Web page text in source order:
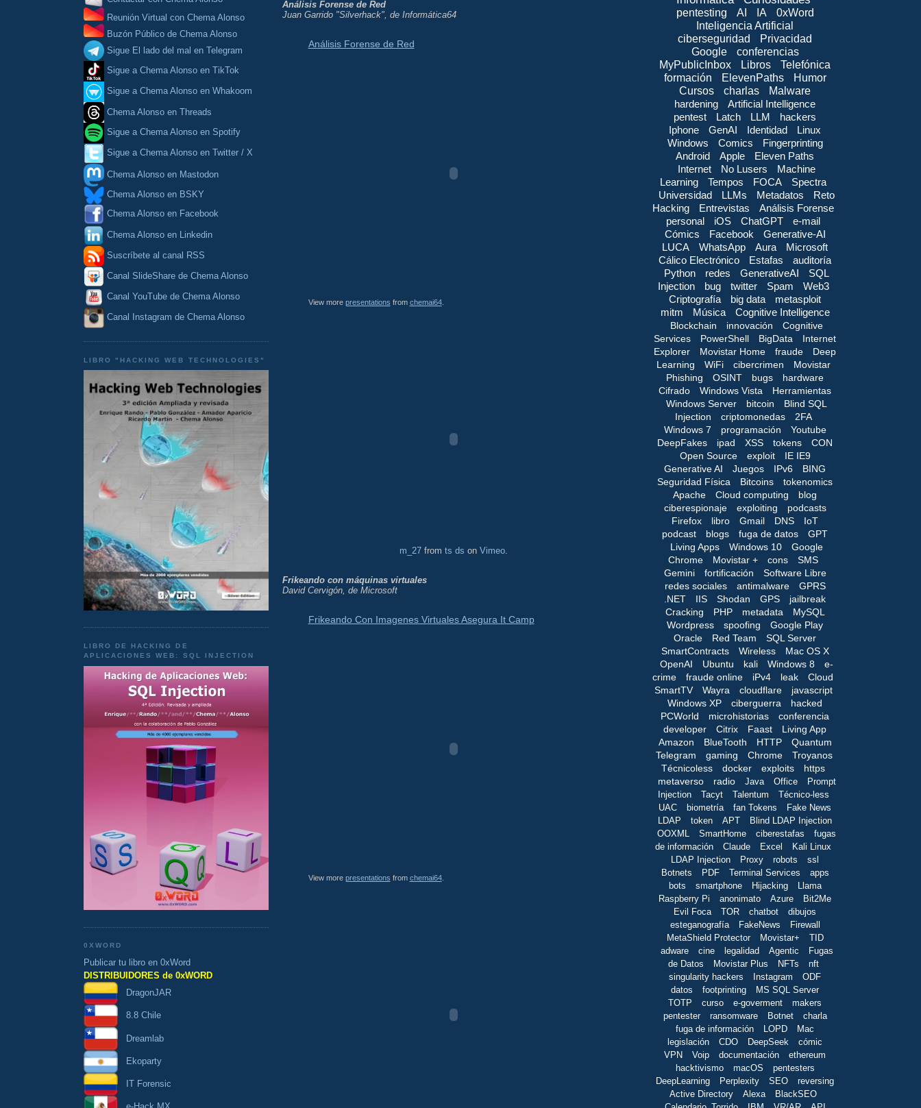
Reunión Virtual con Chema Alonso
Buzón Público de Chema Alonso
Sigue El lado del mal en Telegram
Sigue a Chema Alonso en TikTok
Sigue a Chema Alonso en Whakoom
Chema Alonso en Threads
Sigue a Chema Alonso en Spotify
Sigue a Chema Alonso en Twitter / X
Chema Alonso en Mastodon
Chema Alonso en BSKY
Chema Alonso en Facebook
Chema Alonso en Linkedin
Suscríbete al canal RSS
Canal SlideShare de Chema Alonso
Canal YouTube de Chema Alonso
Canal Instagram de Chema Alonso
LIBRO "HACKING WEB TECHNOLOGIES"
LIBRO DE HACKING DE
APLICACIONES WEB: SQL INJECTION
0XWORD
Publicar tu libro en 0xWord
DISTRIBUIDORES de 0xWORD
DragonJAR
8.8 Chile
Dreamlab
Ekoparty
IT Forensic
Análisis Forense de Red
Juan Garrido "Silverhack", de Informática64
Análisis Forense de Red
View more presentations from chemai64.
m_27 from ts ds on Vimeo.
Frikeando con máquinas virtuales
David Cervigón, de Microsoft
Frikeando Con Imagenes Virtuales Asegura It Camp
View more presentations from chemai64.
pentesting AI IA
0xWord
Inteligencia Artificial
ciberseguridad
Privacidad
Google
conferencias
MyPublicInbox
Libros
Telefónica
formación
ElevenPaths
Humor
Cursos
charlas
Malware
hardening
Artificial Intelligence
pentest
Latch LLM
hackers
Iphone
GenAI Identidad
Linux
Windows
Comics
Fingerprinting
Android
Apple
Eleven Paths
Internet
No Lusers
Machine
Learning
Tempos FOCA
Spectra
Universidad
LLMs Metadatos
Reto
Hacking
Entrevistas
Análisis Forense
personal
iOS ChatGPT
e-mail
Cómics
Facebook
Generative-AI
LUCA
WhatsApp Aura
Microsoft
Cálico Electrónico
Estafas
auditoría
Python
redes GenerativeAI
SQL
Injection
bug twitter Spam
Web3
Criptografía
big data
metasploit
mitm
Música Cognitive Intelligence
Blockchain innovación
Cognitive
Services
PowerShell BigData
Internet
Explorer
Movistar Home fraude
Deep
Learning
WiFi cibercrimen
Movistar
Phishing
OSINT bugs
hardware
Cifrado
Windows Vista
Herramientas
Windows Server
bitcoin
Blind SQL
Injection
criptomonedas
2FA
Windows 7
programación
Youtube
DeepFakes
ipad XSS tokens
CON
Open Source
exploit
IE IE9
Generative AI
Juegos IPv6
BING
Seguridad Física
Bitcoins
tokenomics
Apache
Cloud computing
blog
ciberespionaje
exploiting
podcasts
Firefox
libro Gmail DNS
IoT
podcast
blogs fuga de datos
GPT
Living Apps
Windows 10
Google
Chrome
Movistar + cons
SMS
Gemini
fortificación
Software Libre
redes sociales
antimalware
GPRS
.NET
IIS Shodan GPS
jailbreak
Cracking
PHP metadata
MySQL
Wordpress
spoofing
Google Play
Oracle
Red Team
SQL Server
SmartContracts
Wireless
Mac OS X
OpenAI
Ubuntu kali Windows 8
e-
crime
fraude online iPv4 leak
Cloud
SmartTV
Wayra cloudflare
javascript
Windows XP
ciberguerra
hacked
PCWorld
microhistorias
conferencia
developer
Citrix Faast
Living App
Amazon
BlueTooth HTTP
Quantum
Telegram
gaming Chrome
Troyanos
Técnicoless
docker exploits
https
metaverso
radio Java Office
Prompt
Injection
Tacyt Talentum
Técnico-less
UAC
biometría fan Tokens
Fake News
LDAP
token APT
Blind LDAP Injection
OOXML
SmartHome ciberestafas
fugas
de información
Claude Excel
Kali Linux
LDAP Injection
Proxy robots
ssl
Botnets
PDF Terminal Services
apps
bots
smartphone Hijacking
Llama
Raspberry Pi
anonimato Azure
Bit2Me
Evil Foca
TOR chatbot
dibujos
esteganografía
FakeNews
Firewall
MetaShield Protector
Movistar+
TID
adware
cine legalidad Agentic
Fugas
de Datos
Movistar Plus NFTs
nft
singularity hackers
Instagram
ODF
datos
footprinting
MS SQL Server
TOTP
curso e-goverment
makers
pentester
ransomware Botnet
charla
fuga de información
LOPD
Mac
legislación
CDO DeepSeek
cómic
VPN
Voip documentación
ethereum
hacktivismo
macOS
pentesters
DeepLearning
Perplexity SEO
reversing
Active Directory
Alexa
BlackSEO